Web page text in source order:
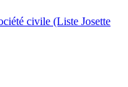
civile (Liste Josette